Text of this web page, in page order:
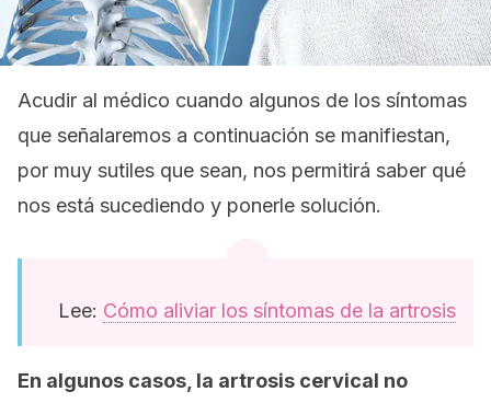
Acudir al médico cuando algunos de los síntomas
que señalaremos a continuación se manifiestan,
por muy sutiles que sean, nos permitirá saber qué
nos está sucediendo y ponerle solución.
Lee: Cómo aliviar los síntomas de la artrosis
En algunos casos, la artrosis cervical no